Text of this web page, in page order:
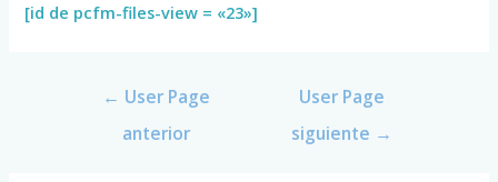
[id de pcfm-files-view = «23»]
← User Page
anterior
User Page
siguiente →